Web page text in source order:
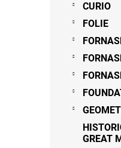
CURIO
FOLIE
GREAT